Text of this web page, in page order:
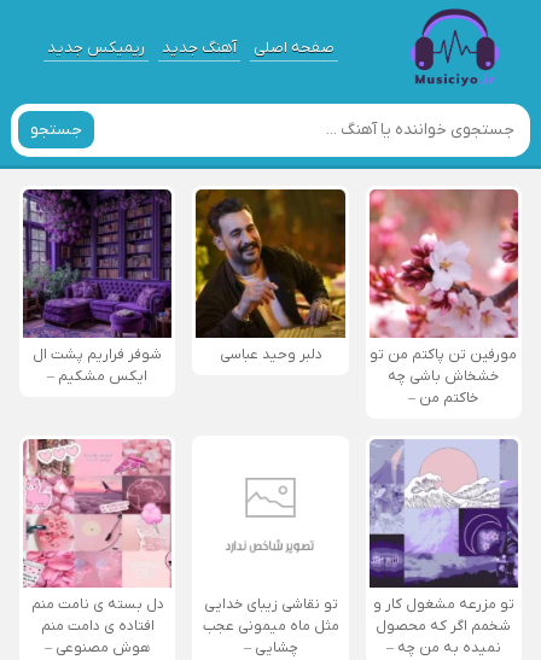
صفحه اصلی آهنگ جدید ریمیکس جدید
جستجو
مورفین تن پاکتم من تو
خشخاش باشی چه
خاکتم من –
دلبر وحید عباسی
شوفر فراریم پشت ال
ایکس مشکیم –
تو مزرعه مشغول کار و
شخمم اگر که محصول
نمیده به من چه –
تو نقاشی زیبای خدایی
مثل ماه میمونی عجب
چشایی –
دل بسته ی نامت منم
افتاده ی دامت منم
هوش مصنوعی –